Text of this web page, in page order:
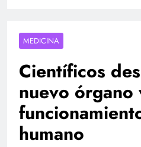
MEDICINA
Científicos
nuevo
humano